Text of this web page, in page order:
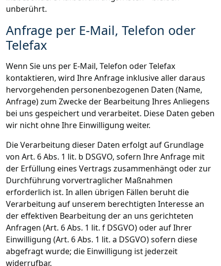
unberührt.
Anfrage per E-Mail, Telefon oder
Telefax
Wenn Sie uns per E-Mail, Telefon oder Telefax
kontaktieren, wird Ihre Anfrage inklusive aller daraus
hervorgehenden personenbezogenen Daten (Name,
Anfrage) zum Zwecke der Bearbeitung Ihres Anliegens
bei uns gespeichert und verarbeitet. Diese Daten geben
wir nicht ohne Ihre Einwilligung weiter.
Die Verarbeitung dieser Daten erfolgt auf Grundlage
von Art. 6 Abs. 1 lit. b DSGVO, sofern Ihre Anfrage mit
der Erfüllung eines Vertrags zusammenhängt oder zur
Durchführung vorvertraglicher Maßnahmen
erforderlich ist. In allen übrigen Fällen beruht die
Verarbeitung auf unserem berechtigten Interesse an
der effektiven Bearbeitung der an uns gerichteten
Anfragen (Art. 6 Abs. 1 lit. f DSGVO) oder auf Ihrer
Einwilligung (Art. 6 Abs. 1 lit. a DSGVO) sofern diese
abgefragt wurde; die Einwilligung ist jederzeit
widerrufbar.